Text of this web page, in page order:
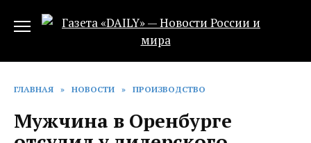
ГЛАВНАЯ » НОВОСТИ » ПРОИЗВОДСТВО
Мужчина в Оренбурге